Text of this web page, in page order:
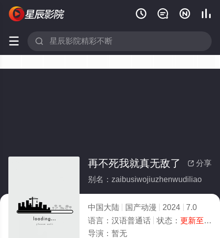
   
 
 分享
再不死我就真无敌了
别名：zaibusiwojiuzhenwudiliao
中国大陆 国产动漫 2024
7.0
语言： 汉语普通话 状态： 更新至100集
导演： 暂无